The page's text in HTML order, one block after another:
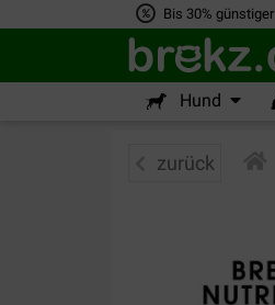
Bis 30% günstiger
Hund
zurück